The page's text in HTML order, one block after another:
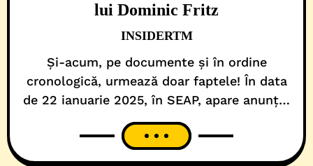
lui Dominic Fritz
INSIDERTM
Și-acum, pe documente și în ordine
cronologică, urmează doar faptele! În data
de 22 ianuarie 2025, în SEAP, apare anunțul
de participare (CN1077225) pentru „Execuție
lucrări reabilitare pod Iuliu Maniu (Muncii)
Timișoara”. Până la finalul anului trecut,